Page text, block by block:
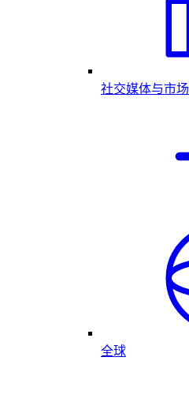
社交媒体与市场
全球